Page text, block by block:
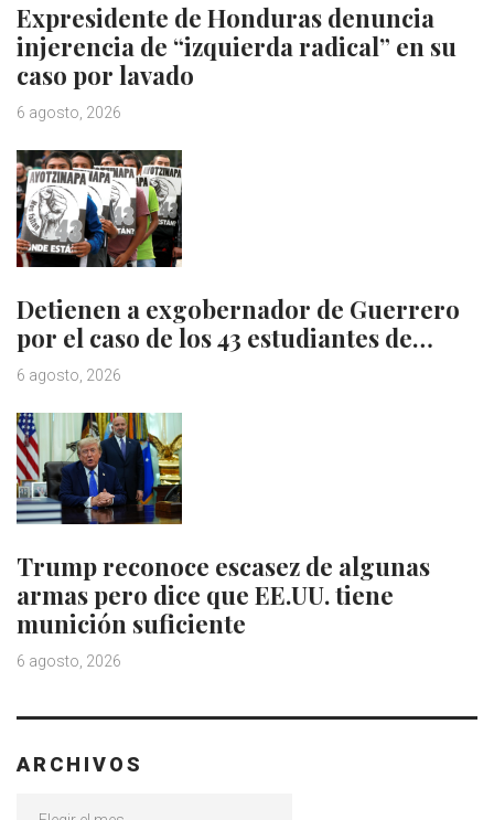
Expresidente de Honduras denuncia
injerencia de “izquierda radical” en su
caso por lavado
6 agosto, 2026
Detienen a exgobernador de Guerrero
por el caso de los 43 estudiantes de…
6 agosto, 2026
Trump reconoce escasez de algunas
armas pero dice que EE.UU. tiene
munición suficiente
6 agosto, 2026
ARCHIVOS